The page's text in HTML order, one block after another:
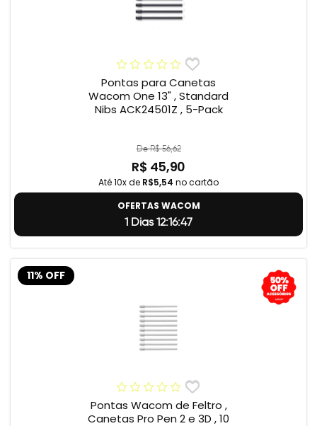
Pontas para Canetas
Wacom One 13" , Standard
Nibs ACK24501Z , 5-Pack
De R$ 56,62
R$ 45,90
Até 10x de R$5,54 no cartão
OFERTAS WACOM
1 Dias 12:16:46
11% OFF
Pontas Wacom de Feltro ,
Canetas Pro Pen 2 e 3D , 10